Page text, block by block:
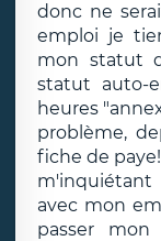
donc ne
emploi je
mon statut
statut auto-
heures
problème,
fiche de paye!
avec mon
passer